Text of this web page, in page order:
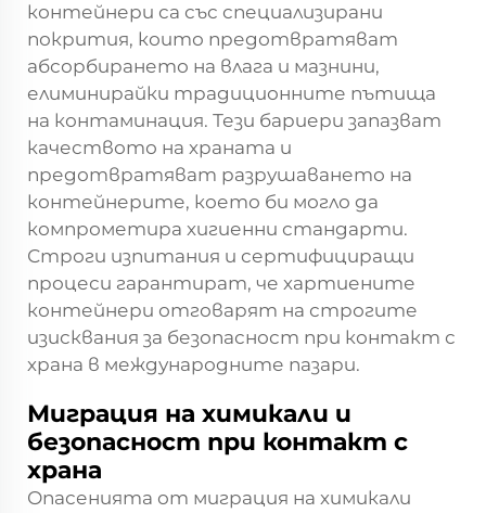
контейнери са със специализирани
покрития, които предотвратяват
абсорбирането на влага и мазнини,
елиминирайки традиционните пътища
на контаминация. Тези бариери запазват
качеството на храната и
предотвратяват разрушаването на
контейнерите, което би могло да
компрометира хигиенни стандарти.
Строги изпитания и сертифициращи
процеси гарантират, че хартиените
контейнери отговарят на строгите
изисквания за безопасност при контакт с
храна в международните пазари.
Миграция на химикали и
безопасност при контакт с
храна
Опасенията от миграция на химикали